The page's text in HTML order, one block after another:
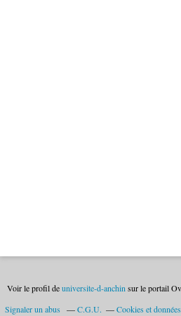
Voir le profil deuniversite-d-anchin sur le portail
Signaler un abus
C.G.U. Cookies et